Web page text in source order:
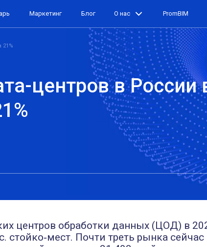
Маркетинг Блог О нас PromBIM
центров в России
центров обработки данных (ЦОД) в
стойко‑мест. Почти треть рынка